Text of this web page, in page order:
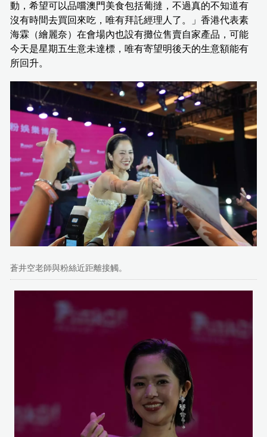
動，希望可以品嚐澳門美食包括葡撻，不過真的不知道有
沒有時間去買回來吃，唯有拜託經理人了。」香港代表素
海霖（繪麗奈）在會場內也設有攤位售賣自家產品，可能
今天是星期五生意未達標，唯有寄望明後天的生意額能有
所回升。
蒼井空老師與粉絲近距離接觸。